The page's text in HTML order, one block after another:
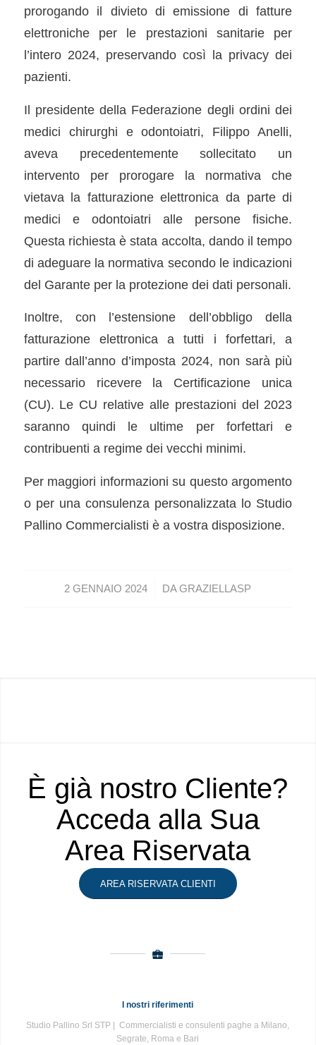
prorogando il divieto di emissione di fatture
elettroniche per le prestazioni sanitarie per
l’intero 2024, preservando così la privacy dei
pazienti.
Il presidente della Federazione degli ordini dei
medici chirurghi e odontoiatri, Filippo Anelli,
aveva precedentemente sollecitato un
intervento per prorogare la normativa che
vietava la fatturazione elettronica da parte di
medici e odontoiatri alle persone fisiche.
Questa richiesta è stata accolta, dando il tempo
di adeguare la normativa secondo le indicazioni
del Garante per la protezione dei dati personali.
Inoltre, con l’estensione dell’obbligo della
fatturazione elettronica a tutti i forfettari, a
partire dall’anno d’imposta 2024, non sarà più
necessario ricevere la Certificazione unica
(CU). Le CU relative alle prestazioni del 2023
saranno quindi le ultime per forfettari e
contribuenti a regime dei vecchi minimi.
Per maggiori informazioni su questo argomento
o per una consulenza personalizzata lo Studio
Pallino Commercialisti è a vostra disposizione.
2 GENNAIO 2024
/ DAGRAZIELLASP
È già nostro Cliente?
Acceda alla Sua
Area Riservata
AREA RISERVATA CLIENTI
I nostri riferimenti
Studio Pallino Srl STP | Commercialisti e consulenti paghe a Milano,
Segrate, Roma e Bari